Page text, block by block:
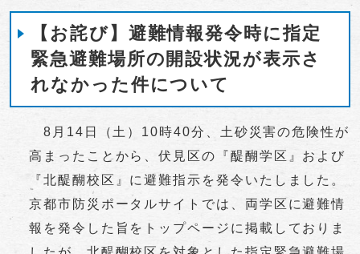
【お詫び】避難情報発令時に指定
緊急避難場所の開設状況が表示さ
れなかった件について
8月14日（土）10時40分、土砂災害の危険性が
高まったことから、伏見区の『醍醐学区』および
『北醍醐校区』に避難指示を発令いたしました。
京都市防災ポータルサイトでは、両学区に避難情
報を発令した旨をトップページに掲載しておりま